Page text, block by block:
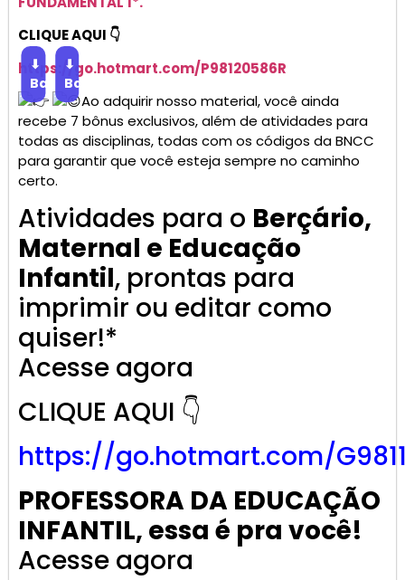
CLIQUE AQUI 👇
https://go.hotmart.com/P98120586R
⬇
Baixar
⬇
Baixar
Ao adquirir nosso material, você ainda
recebe 7 bônus exclusivos, além de atividades para
todas as disciplinas, todas com os códigos da BNCC
para garantir que você esteja sempre no caminho
certo.
Atividades para o Berçário,
Maternal e Educação
Infantil, prontas para
imprimir ou editar como
quiser!*
Acesse agora
CLIQUE AQUI 👇
https://go.hotmart.com/
PROFESSORA DA EDUCAÇÃO
INFANTIL, essa é pra você!
Acesse agora